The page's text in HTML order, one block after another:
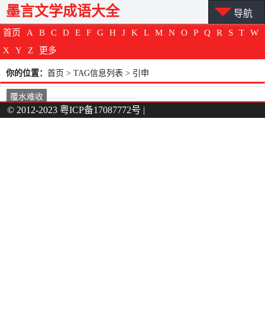
首页 A B C D E F G H J K L M N O P Q R S T
W
X
Y Z 更多
墨言文学成语大全 导航
你的位置： 首页 > TAG信息列表 > 引申
覆水难收
© 2012-2023 粤ICP备17087772号 |